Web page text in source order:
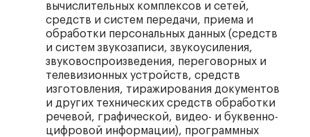
вычислительных комплексов и сетей,
средств и систем передачи, приема и
обработки персональных данных (средств
и систем звукозаписи, звукоусиления,
звуковоспроизведения, переговорных и
телевизионных устройств, средств
изготовления, тиражирования документов
и других технических средств обработки
речевой, графической, видео- и буквенно-
цифровой информации), программных